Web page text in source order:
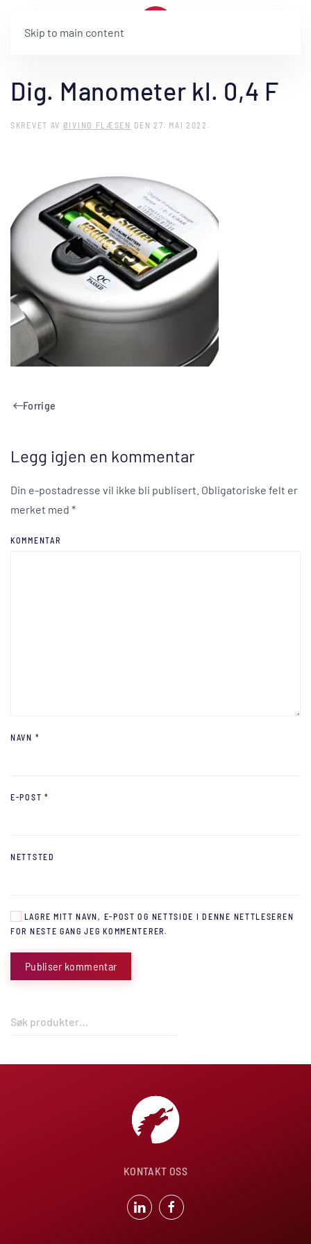
Skip to main content
Dig. Manometer kl. 0,4 F
SKREVET AV ØIVIND FLÆSEN DEN27. MAI 2022 .
Forrige
Legg igjen en kommentar
Din e-postadresse vil ikke bli publisert. Obligatoriske felt er
merket med *
KOMMENTAR
NAVN *
E-POST *
NETTSTED
LAGRE MITT NAVN, E-POST OG NETTSIDE I DENNE NETTLESEREN
FOR NESTE GANG JEG KOMMENTERER.
Publiser kommentar
Søk
KONTAKT OSS